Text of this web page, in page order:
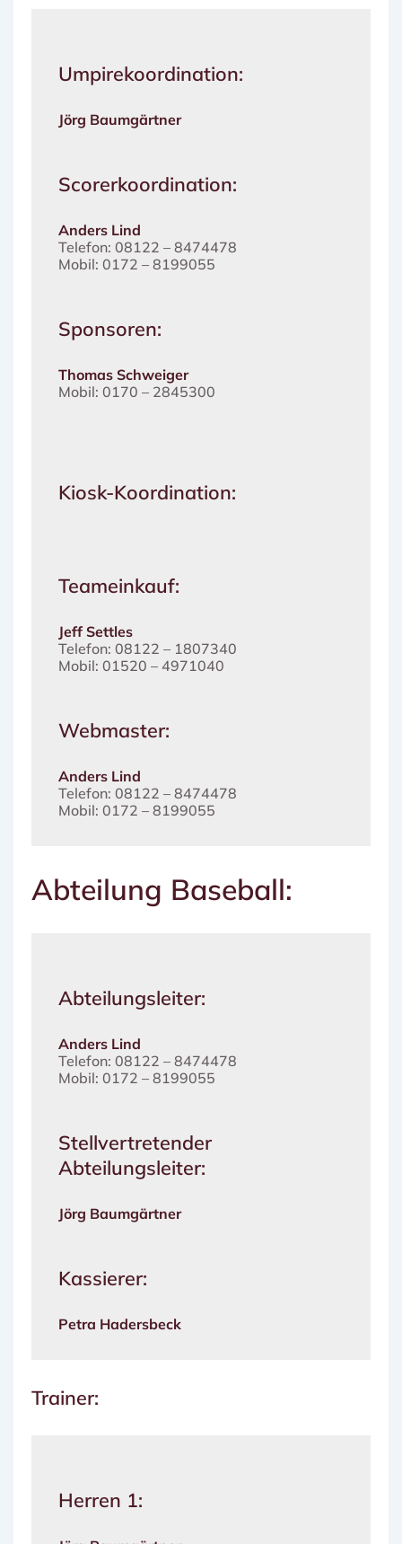
Umpirekoordination:
Jörg Baumgärtner
Scorerkoordination:
Anders Lind
Telefon: 08122 – 8474478
Mobil: 0172 – 8199055
Sponsoren:
Thomas Schweiger
Mobil: 0170 – 2845300
Kiosk-Koordination:
Teameinkauf:
Jeff Settles
Telefon: 08122 – 1807340
Mobil: 01520 – 4971040
Webmaster:
Anders Lind
Telefon: 08122 – 8474478
Mobil: 0172 – 8199055
Abteilung Baseball:
Abteilungsleiter:
Anders Lind
Telefon: 08122 – 8474478
Mobil: 0172 – 8199055
Stellvertretender
Abteilungsleiter:
Jörg Baumgärtner
Kassierer:
Petra Hadersbeck
Trainer:
Herren 1: